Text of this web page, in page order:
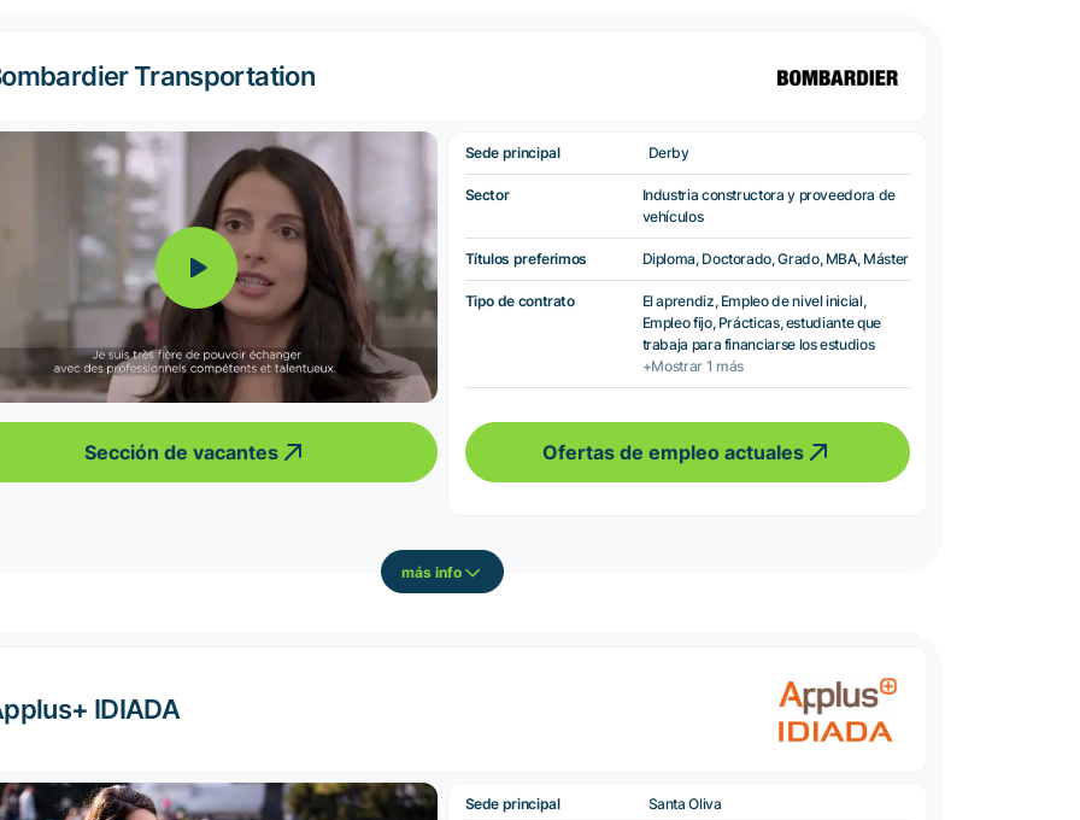
Transportation
Sección de vacantes
Sede principal Derby
Sector
Industria constructora y proveedora de
vehículos
Títulos preferimos Diploma, Doctorado, Grado, MBA, Máster
Tipo de contrato
El aprendiz, Empleo de nivel inicial,
Empleo fijo, Prácticas, estudiante que
trabaja para financiarse los estudios
+Mostrar 1 más
Ofertas de empleo actuales
más info
IDIADA
Sede principal Santa Oliva